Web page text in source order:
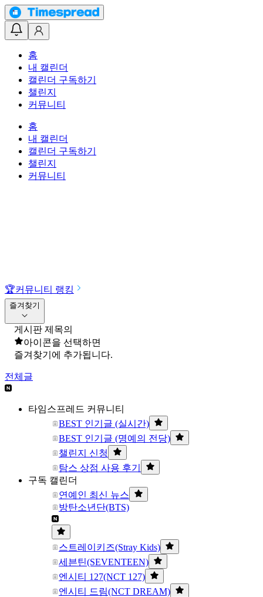
홈
내 캘린더
캘린더 구독하기
챌린지
커뮤니티
홈
내 캘린더
캘린더 구독하기
챌린지
커뮤니티
🏆커뮤니티 랭킹
즐겨찾기
게시판 제목의
아이콘을 선택하면
즐겨찾기에 추가됩니다.
전체글
타임스프레드 커뮤니티
BEST 인기글 (실시간)
BEST 인기글 (명예의 전당)
챌린지 신청
탐스 상점 사용 후기
구독 캘린더
연예인 최신 뉴스
방탄소년단(BTS)
스트레이키즈(Stray Kids)
세븐틴(SEVENTEEN)
엔시티 127(NCT 127)
엔시티 드림(NCT DREAM)